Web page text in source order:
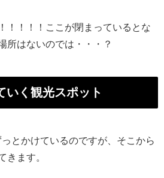
！！！！ここが閉まっているとな
所はないのでは・・・？
いく観光スポット
とかけているのですが、そこから
きます。